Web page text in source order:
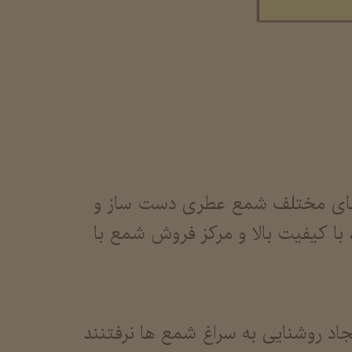
روشنایی به سراغ شمع ها نرفتنند
های مختلف شمع عطری دست ساز و
کیفیت بالا و مرکز فروش شمع با